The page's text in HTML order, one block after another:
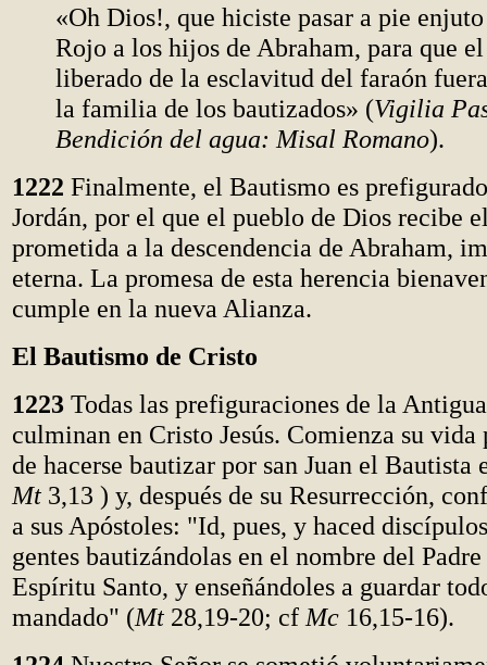
«Oh Dios!, que hiciste pasar a pie
Rojo a los hijos de Abraham, para que
liberado de la esclavitud del faraón
la familia de los bautizados» (Vigilia
Bendición del agua: Misal Romano).
1222 Finalmente, el Bautismo es
Jordán, por el que el pueblo de Dios recibe
prometida a la descendencia de Abraham,
eterna. La promesa de esta herencia
cumple en la nueva Alianza.
El Bautismo de Cristo
1223 Todas las prefiguraciones de la
culminan en Cristo Jesús. Comienza su vida
de hacerse bautizar por san Juan el Bautista
Mt 3,13 ) y, después de su Resurrección,
a sus Apóstoles: "Id, pues, y haced
gentes bautizándolas en el nombre del
Espíritu Santo, y enseñándoles a guardar
mandado" (Mt 28,19-20; cf Mc 16,15-16).